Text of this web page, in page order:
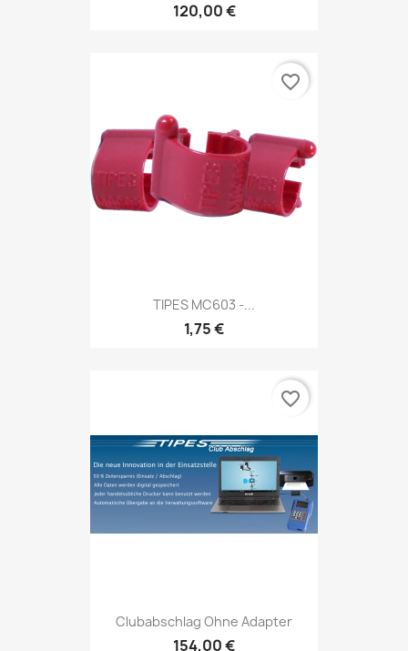
120,00 €
TIPES MC603 -...
1,75 €
favorite_border
Clubabschlag Ohne Adapter
154,00 €
favorite_border